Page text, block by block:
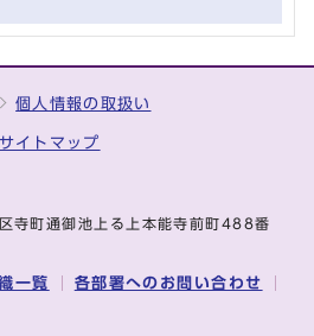
個人情報の取扱い
サイトマップ
町通御池上る上本能寺前町488番
一覧 各部署へのお問い合わせ